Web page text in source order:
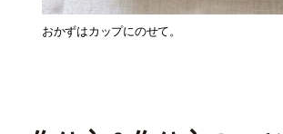
おかずはカップにのせて。